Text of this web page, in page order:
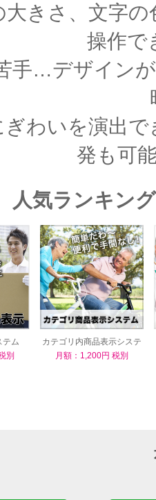
大きさ、文字
操作で
手…デザイン
ぎわいを演出
発も可
人気ランキング
テム
別
カテゴリ内商品表示システ
ム
月額：1,200円 税別